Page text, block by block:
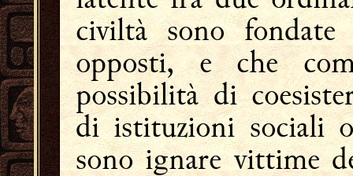
civiltà sono
opposti, e che
possibilità di
di istituzioni sociali
sono ignare vittime